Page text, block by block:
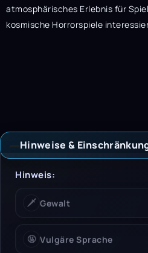
atmosphärisches Erlebnis für
kosmische Horrorspiele
Hinweise &
Hinweise
Hinweis:
🗡️ Gewalt
🤬 Vulgäre Sprache